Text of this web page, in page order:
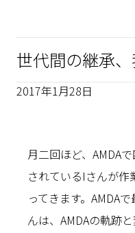
世代間の継承
2017年1月28日
月二回ほど、AMDA
されているIさんが作
ってきます。AMDA
んは、AMDAの軌跡